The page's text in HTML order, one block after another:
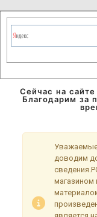
Сейчас на
Благодарим за
доводим
магазином